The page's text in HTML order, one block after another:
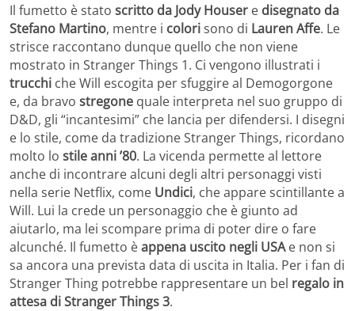
Il fumetto è stato scritto da Jody Houser e disegnato da
Stefano Martino, mentre i colorisono di Lauren Affe. Le
strisce raccontano dunque quello che non viene
mostrato in Stranger Things 1. Ci vengono illustrati i
trucchi che Will escogita per sfuggire al Demogorgone
e, da bravo stregone quale interpreta nel suo gruppo di
D&D, gli “incantesimi” che lancia per difendersi. I disegni
e lo stile, come da tradizione Stranger Things, ricordano
molto lo stile anni ’80. La vicenda permette al lettore
anche di incontrare alcuni degli altri personaggi visti
nella serie Netflix, come Undici, che appare scintillante a
Will. Lui la crede un personaggio che è giunto ad
aiutarlo, ma lei scompare prima di poter dire o fare
alcunché. Il fumetto èappena uscito negli USAe non si
sa ancora una prevista data di uscita in Italia. Per i fan di
Stranger Thing potrebbe rappresentare un bel regalo in
attesa di Stranger Things 3.